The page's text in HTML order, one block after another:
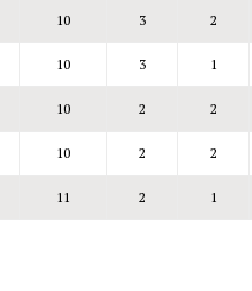
10 3 2
10 3 1
10 2 2
10 2 2
11 2 1